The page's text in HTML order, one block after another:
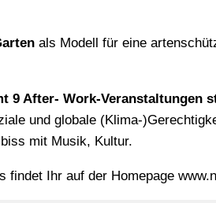
als Modell für eine
9 After- Work-Veranstaltungen
und globale (Klima-
mit Musik, Kultur.
Ihr auf der Homepage